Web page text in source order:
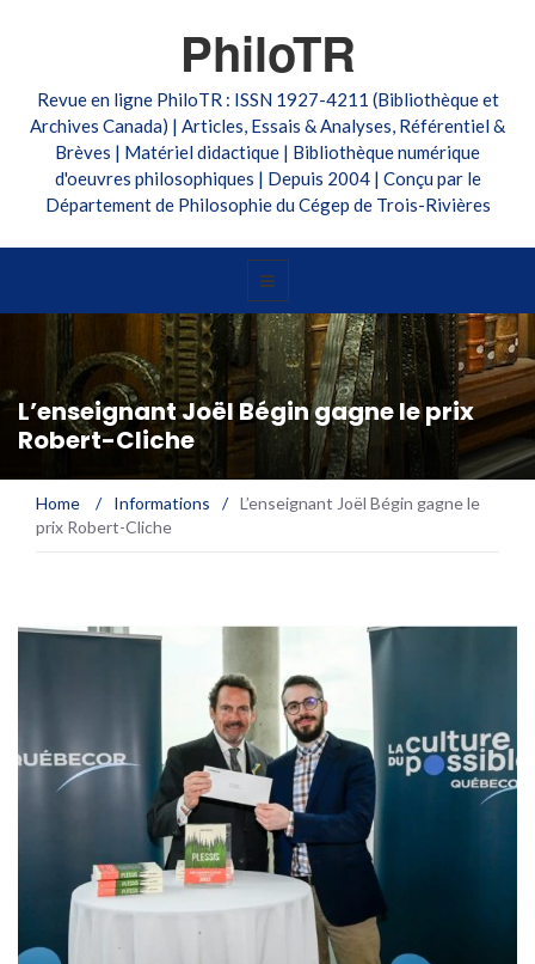
PhiloTR
Revue en ligne PhiloTR : ISSN 1927-4211 (Bibliothèque et
Archives Canada) | Articles, Essais & Analyses, Référentiel &
Brèves | Matériel didactique | Bibliothèque numérique
d'oeuvres philosophiques | Depuis 2004 | Conçu par le
Département de Philosophie du Cégep de Trois-Rivières
L’enseignant Joël Bégin gagne le prix
Robert-Cliche
Home / Informations / L’enseignant Joël Bégin gagne le
prix Robert-Cliche